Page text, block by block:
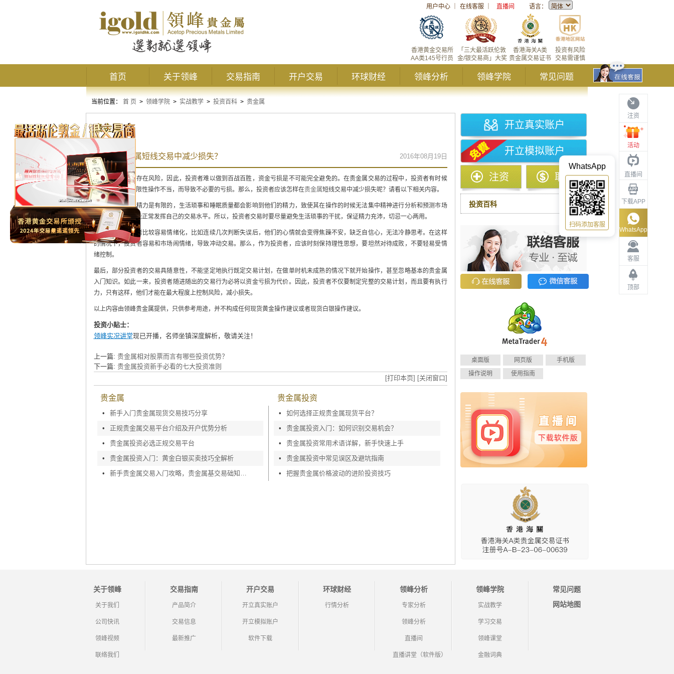
用户中心 在线客服 直播间 语言：
投资有风险
交易需谨慎
香港海关A类
贵金属交易证书
「三大最活跃伦敦
金/银交易商」大奖
香港黄金交易所
AA类145号行员
首页 关于领峰 交易指南 开户交易 环球财经 领峰分析 领峰学院 常见问题
注资
活动
直播间
下载APP
客服
顶部
WhatsApp
WhatsApp
扫码添加客服
当前位置： 首 页 > 领峰学院 > 实战教学 > 投资百科 > 贵金属
贵金属
怎样在贵金属短线交易中减少损失？ 2016年08月19日
众所周知，投资存在风险，因此，投资者难以做到百战百胜，资金亏损是不可能完全避免的。在贵金属交易的过程中，投资者有时候
会因为自身的局限性操作不当，而导致不必要的亏损。那么，投资者应该怎样在贵金属短线交易中减少损失呢？请看以下相关内容。
首先，投资者的精力是有限的，生活琐事和睡眠质量都会影响到他们的精力，致使其在操作的时候无法集中精神进行分析和预测市场
趋势，这样就不能正常发挥自己的交易水平。所以，投资者交易时要尽量避免生活琐事的干扰，保证精力充沛，切忌一心两用。
其次，有的投资者比较容易情绪化，比如连续几次判断失误后，他们的心情就会变得焦躁不安，缺乏自信心，无法冷静思考。在这样
的情况下，投资者容易和市场闹情绪，导致冲动交易。那么，作为投资者，应该时刻保持理性思想，要坦然对待成败，不要轻易受情
绪控制。
最后，部分投资者的交易具随意性，不能坚定地执行既定交易计划，在做单时机未成熟的情况下就开始操作，甚至忽略基本的贵金属
入门知识。如此一来，投资者随进随出的交易行为必将以资金亏损为代价。因此，投资者不仅要制定完整的交易计划，而且要有执行
力，只有这样，他们才能在最大程度上控制风险，减小损失。
以上内容由领峰贵金属提供，只供参考用途，并不构成任何现货黄金操作建议或者现货白银操作建议。
投资小贴士：
领峰实况讲堂现已开播，名师坐镇深度解析，敬请关注！
上一篇: 贵金属相对股票而言有哪些投资优势？
下一篇: 贵金属投资新手必看的七大投资准则
[打印本页] [关闭窗口]
贵金属
•
新手入门贵金属现货交易技巧分享
•
正规贵金属交易平台介绍及开户优势分析
•
贵金属投资必选正规交易平台
•
贵金属投资入门：黄金白银买卖技巧全解析
•
新手贵金属交易入门攻略，贵金属基交易础知识深度剖析
贵金属投资
•
如何选择正规贵金属现货平台？
•
贵金属投资入门：如何识别交易机会？
•
贵金属投资常用术语详解，新手快速上手
•
贵金属投资中常见误区及避坑指南
•
把握贵金属价格波动的进阶投资技巧
开立真实账户
开立模拟账户
注资 取款
投资百科
桌面版 网页版
手机版
操作说明
使用指南
关于领峰
关于我们
公司快讯
领峰视频
联络我们
交易指南
产品简介
交易信息
最新推广
开户交易
开立真实账户
开立模拟账户
软件下载
环球财经
行情分析
领峰分析
专家分析
领峰分析
直播间
直播讲堂（软件版）
领峰学院
实战教学
学习交易
领峰课堂
金融词典
常见问题
网站地图